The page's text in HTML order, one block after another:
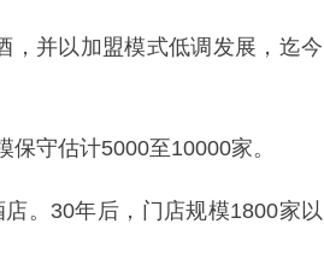
，并以加盟模式低调发展，迄今
守估计5000至10000家。
。30年后，门店规模1800家以